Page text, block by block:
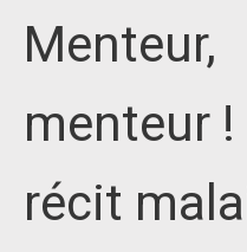
Menteur,
menteur !
récit